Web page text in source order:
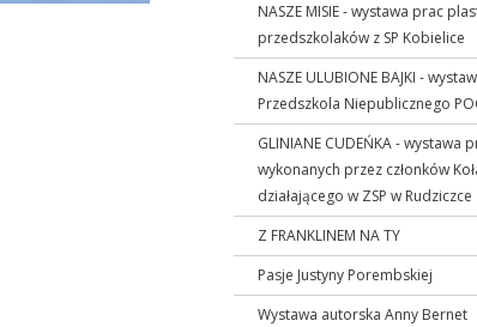
NASZE MISIE - wystawa prac
przedszkolaków z SP Kobielice
NASZE ULUBIONE BAJKI -
Przedszkola Niepublicznego
GLINIANE CUDEŃKA - wystawa
wykonanych przez członków
działającego w ZSP w Rudziczce
Z FRANKLINEM NA TY
Pasje Justyny Porembskiej
Wystawa autorska Anny Bernet